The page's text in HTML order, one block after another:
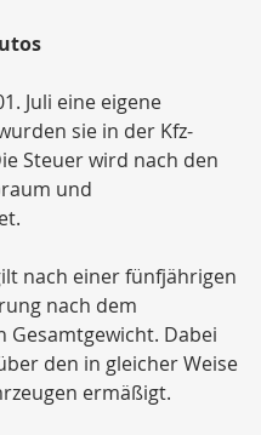
Juli eine eigene
sie in der Kfz-
Steuer wird nach den
und
nach einer fünfjährigen
nach dem
Gesamtgewicht. Dabei
den in gleicher Weise
ermäßigt.